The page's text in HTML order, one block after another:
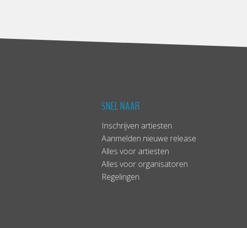
SNEL NAAR
Inschrijven artiesten
Aanmelden nieuwe release
Alles voor artiesten
Alles voor organisatoren
Regelingen